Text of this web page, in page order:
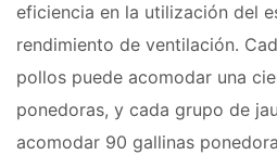
eficiencia en la utilización del
rendimiento de ventilación.
pollos puede acomodar una
ponedoras, y cada grupo de
acomodar 90 gallinas